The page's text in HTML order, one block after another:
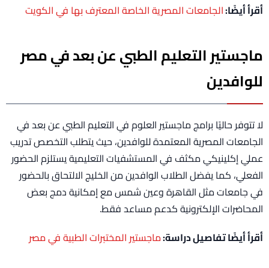
أقرأ أيضًا:الجامعات المصرية الخاصة المعترف بها في الكويت
ماجستير التعليم الطبي عن بعد في مصر
للوافدين
لا تتوفر حاليًا برامج ماجستير العلوم في التعليم الطبي عن بعد في
الجامعات المصرية المعتمدة للوافدين، حيث يتطلب التخصص تدريب
عملي إكلينيكي مكثف في المستشفيات التعليمية يستلزم الحضور
الفعلي، كما يفضل الطلاب الوافدين من الخليج الالتحاق بالحضور
في جامعات مثل القاهرة وعين شمس مع إمكانية دمج بعض
المحاضرات الإلكترونية كدعم مساعد فقط.
أقرأ أيضًا تفاصيل دراسة:ماجستير المختبرات الطبية في مصر